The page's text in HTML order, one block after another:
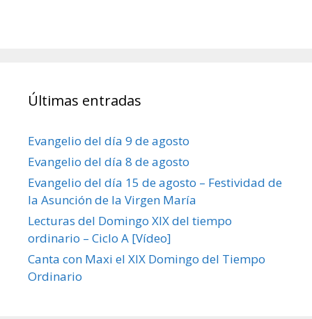
Últimas entradas
Evangelio del día 9 de agosto
Evangelio del día 8 de agosto
Evangelio del día 15 de agosto – Festividad de
la Asunción de la Virgen María
Lecturas del Domingo XIX del tiempo
ordinario – Ciclo A [Vídeo]
Canta con Maxi el XIX Domingo del Tiempo
Ordinario